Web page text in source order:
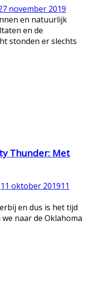
november 2019
en natuurlijk
en de
stonden er slechts
Thunder: Met
11 oktober 201911
en dus is het tijd
naar de Oklahoma